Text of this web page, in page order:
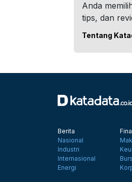
Anda
tips, dan
Tentang
Berita
Nasional
Industri
Internasional
Energi